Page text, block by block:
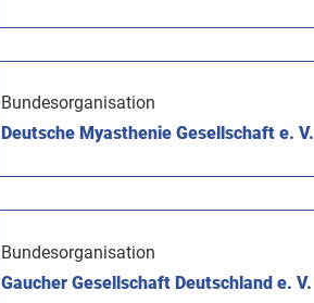
Bundesorganisation
Deutsche Myasthenie Gesellschaft e. V.
Bundesorganisation
Gaucher Gesellschaft Deutschland e. V.